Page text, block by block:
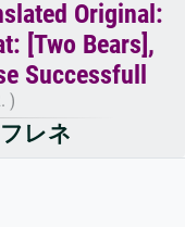
Original:
[Two Bears],
Successfull
)
レネ